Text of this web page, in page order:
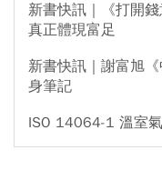
新書快訊｜《打開
真正體現富足
新書快訊｜謝富旭
身筆記
ISO 14064-1 溫室